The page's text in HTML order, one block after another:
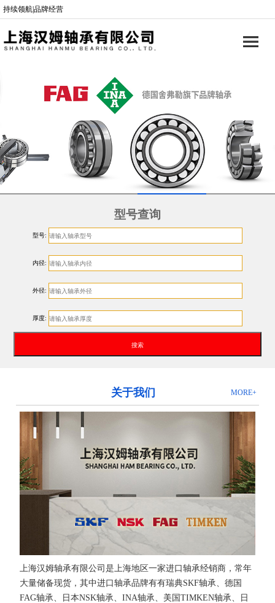
持续领航|品牌经营
型号查询
型号:
内径:
外径:
厚度:
MORE+
关于我们
上海汉姆轴承有限公司是上海地区一家进口轴承经销商，常年
大量储备现货，其中进口轴承品牌有有瑞典SKF轴承、德国
FAG轴承、日本NSK轴承、INA轴承、美国TIMKEN轴承、日